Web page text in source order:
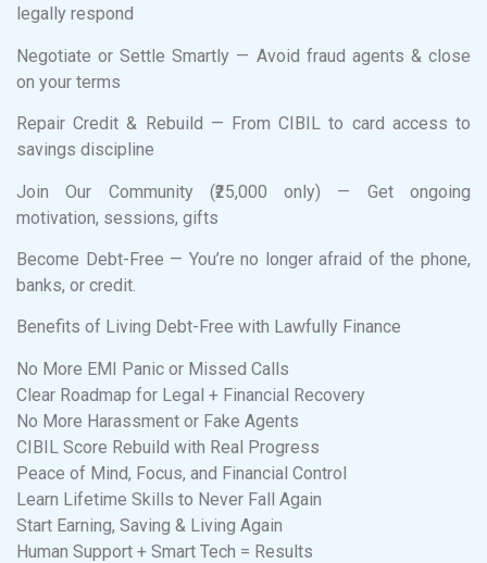
legally respond
Negotiate or Settle Smartly — Avoid fraud agents & close
on your terms
Repair Credit & Rebuild — From CIBIL to card access to
savings discipline
Join Our Community (₹25,000 only) — Get ongoing
motivation, sessions, gifts
Become Debt-Free — You’re no longer afraid of the phone,
banks, or credit.
Benefits of Living Debt-Free with Lawfully Finance
No More EMI Panic or Missed Calls
Clear Roadmap for Legal + Financial Recovery
No More Harassment or Fake Agents
CIBIL Score Rebuild with Real Progress
Peace of Mind, Focus, and Financial Control
Learn Lifetime Skills to Never Fall Again
Start Earning, Saving & Living Again
Human Support + Smart Tech = Results